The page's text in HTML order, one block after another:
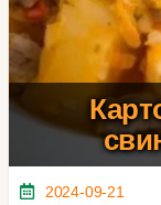
2024-09-21